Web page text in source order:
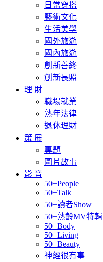
日常穿搭
藝術文化
生活美學
國外旅遊
國內旅遊
創新善終
創新長照
理 財
職場就業
熟年法律
退休理財
策 展
專題
圖片故事
影 音
50+People
50+Talk
50+讀者Show
50+熟齡MV特輯
50+Body
50+Living
50+Beauty
神經很有事